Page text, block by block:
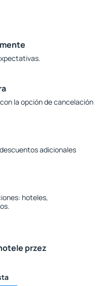
la opción de cancelación
adicionales
hoteles,
przez